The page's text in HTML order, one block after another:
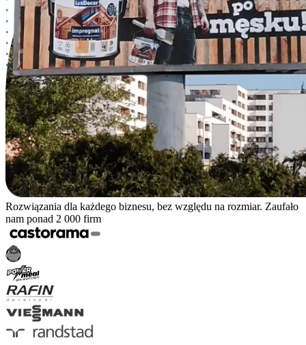
Rozwiązania dla każdego biznesu, bez względu na rozmiar. Zaufało
nam ponad 2 000 firm